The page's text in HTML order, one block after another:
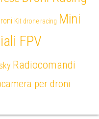
Kit drone racing Mini
FPV
Radiocomandi
per droni